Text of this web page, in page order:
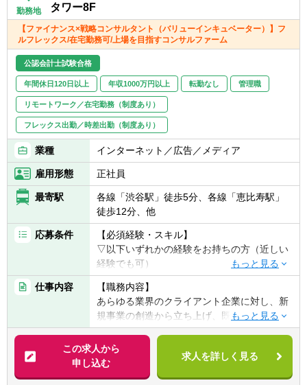
2011年6月にリリース
したIFRS完全対応型のパッケージソフトが
『BTrexシリーズ』です。累計導入実績は
1,000社を超え、多くの企
業の業務標準化・効率化に貢献しています。
≪導入実績≫
サイバーエージェント、旭化成、サイゼリ
ヤ、りそなホールディングス、いすゞ自動
車、日本電気、中部電力、三菱重工業、サン
トリー、伊藤ハム他
勤務地
タワー8F
【ファイナンス×戦略コンサルタント（バリューインキュベーター）】フ
ルフレックス/在宅勤務可/上場を目指すコンサルファーム
公認会計士試験合格
年間休日120日以上 年収1000万円以上 転勤なし 管理職
リモートワーク／在宅勤務（制度あり）
フレックス出勤／時差出勤（制度あり）
業種 インターネット／広告／メディア
雇用形態 正社員
最寄駅
各線「渋谷駅」徒歩5分、各線「恵比寿駅」
徒歩12分、他
応募条件
【必須経験・スキル】
▽以下いずれかの経験をお持ちの方（近しい
経験でも可）
■コンサルティングファームでの戦略/経営/業
務コンサルタントとしての経験、もしくはそ
れに準じるスキルをお持ちの方
■事業会社での経営企画、事業企画・推進の
経験
■商社/ファンドでの企業価値向上経験
■M&A推進、支援経験（業界問わず）
■営業経験（金融法人）
仕事内容
【職務内容】
あらゆる業界のクライアント企業に対し、新
規事業の創造から立ち上げ、既存事業のバリ
ューアップまでを戦略×ファイナンス×エグゼ
キューションの3軸を駆使し実行・支援し、
産業の活性化、経済活性化を推進することを
ミッションとしています。
この求人から
申し込む
求人を詳しく見る